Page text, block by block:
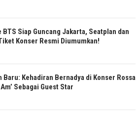
BTS Siap Guncang Jakarta, Seatplan dan
Konser Resmi Diumumkan!
Baru: Kehadiran Bernadya di Konser Rossa
Sebagai Guest Star